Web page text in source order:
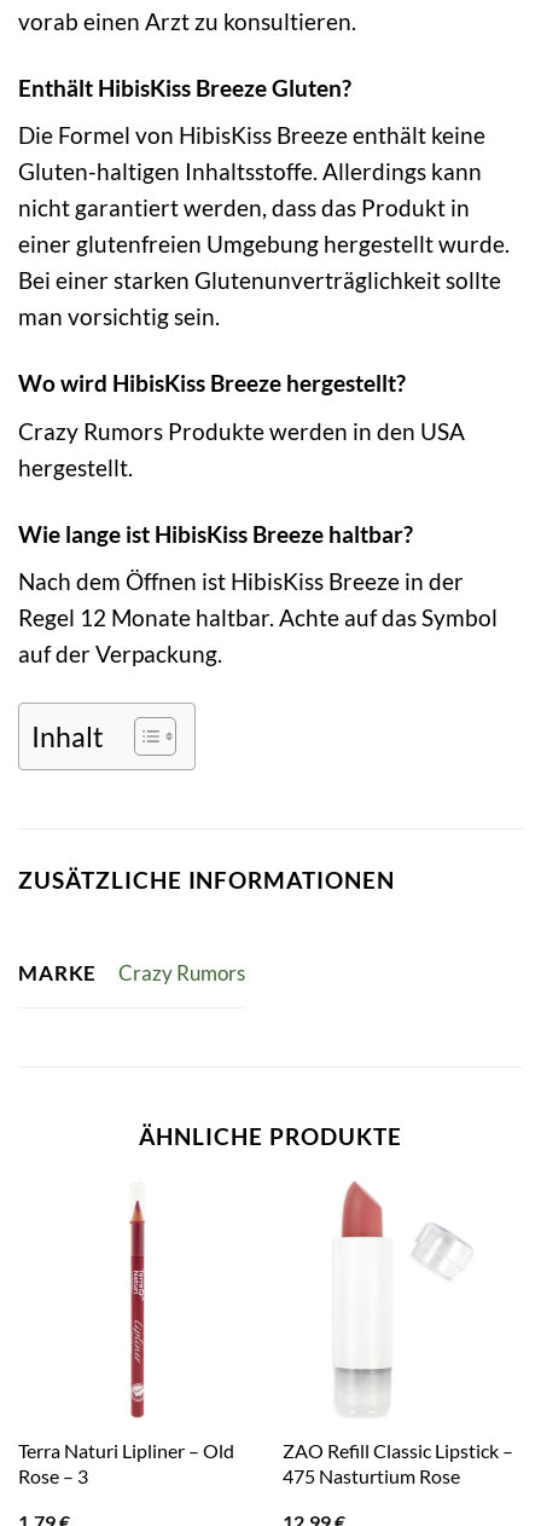
vorab einen Arzt zu konsultieren.
Enthält HibisKiss Breeze Gluten?
Die Formel von HibisKiss Breeze enthält keine
Gluten-haltigen Inhaltsstoffe. Allerdings kann
nicht garantiert werden, dass das Produkt in
einer glutenfreien Umgebung hergestellt wurde.
Bei einer starken Glutenunverträglichkeit sollte
man vorsichtig sein.
Wo wird HibisKiss Breeze hergestellt?
Crazy Rumors Produkte werden in den USA
hergestellt.
Wie lange ist HibisKiss Breeze haltbar?
Nach dem Öffnen ist HibisKiss Breeze in der
Regel 12 Monate haltbar. Achte auf das Symbol
auf der Verpackung.
Inhalt
ZUSÄTZLICHE INFORMATIONEN
MARKE Crazy Rumors
ÄHNLICHE PRODUKTE
Terra Naturi Lipliner – Old
Rose – 3
ZAO Refill Classic Lipstick –
475 Nasturtium Rose